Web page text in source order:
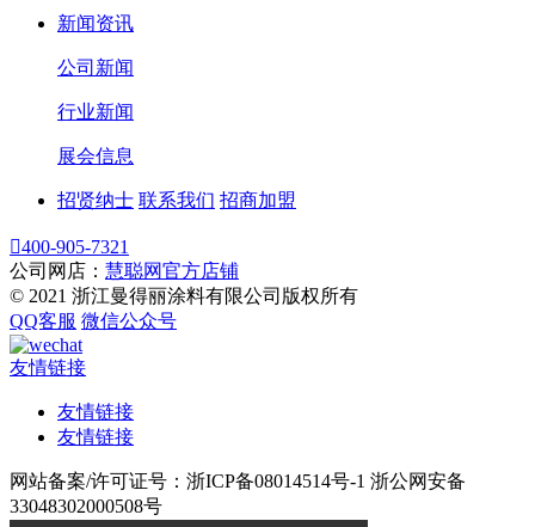
新闻资讯
公司新闻
行业新闻
展会信息
招贤纳士 联系我们 招商加盟
400-905-7321
公司网店： 慧聪网官方店铺
© 2021 浙江曼得丽涂料有限公司版权所有
QQ客服 微信公众号
友情链接
友情链接
友情链接
网站备案/许可证号：浙ICP备08014514号-1 浙公网安备
33048302000508号